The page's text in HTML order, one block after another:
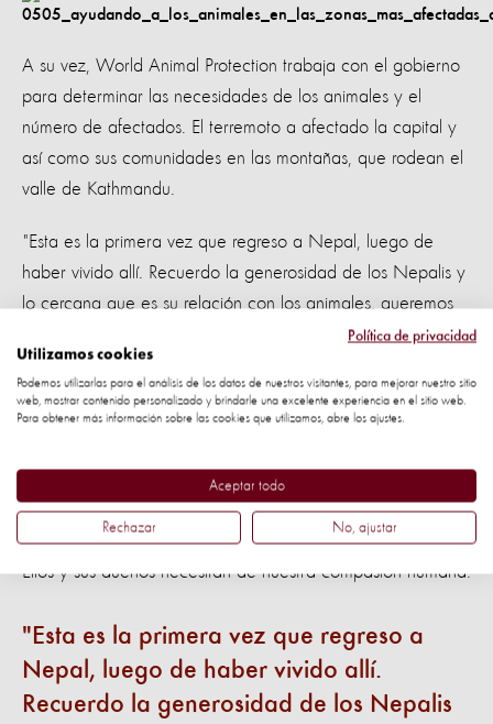
A su vez, World Animal Protection trabaja con el gobierno
para determinar las necesidades de los animales y el
número de afectados. El terremoto a afectado la capital y
así como sus comunidades en las montañas, que rodean el
valle de Kathmandu.
"Esta es la primera vez que regreso a Nepal, luego de
haber vivido allí. Recuerdo la generosidad de los Nepalis y
lo cercana que es su relación con los animales, queremos
ayudar a las personas trabajadoras y a los inocentes niños
y sus animales, que se han visto afectados por este terrible
desastre" comentó, Scott Cantin, Gerente de
Comunicaciones de Desastres para World Animal
Estamos aquí para salvar las vidas de los animales,
protegiendo y cuidando su salud, lejos de morir de hambre.
Ellos y sus dueños necesitan de nuestra compasión humana.
Esta es la primera vez que regreso a
Nepal, luego de haber vivido allí.
Recuerdo la generosidad de los Nepalis
Política de privacidad
Utilizamos cookies
Podemos utilizarlas para el análisis de los datos de nuestros visitantes, para mejorar nuestro sitio
web, mostrar contenido personalizado y brindarle una excelente experiencia en el sitio web.
Para obtener más información sobre las cookies que utilizamos, abre los ajustes.
Aceptar todo
Rechazar No, ajustar